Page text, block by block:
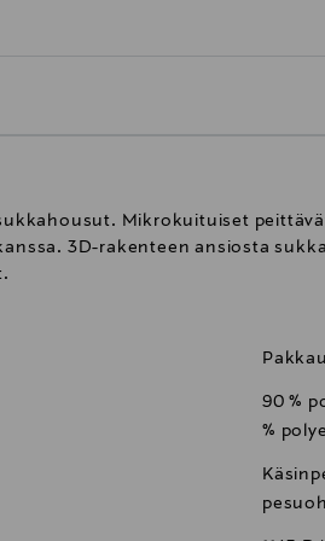
Mikrokuituiset
3D-rakenteen ansiosta
90 %
%